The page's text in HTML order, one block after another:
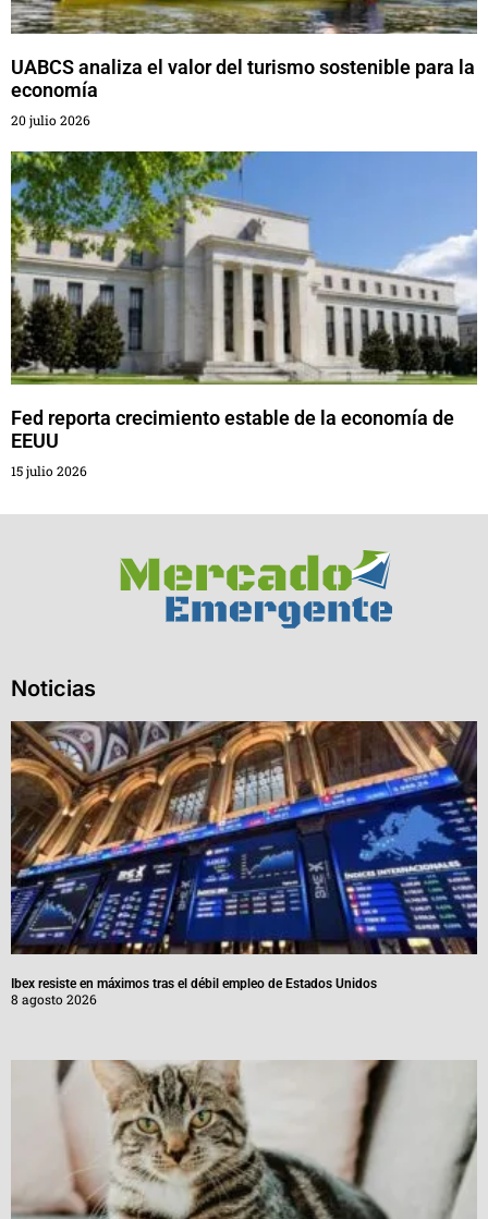
UABCS analiza el valor del turismo sostenible para la
economía
20 julio 2026
Fed reporta crecimiento estable de la economía de
EEUU
15 julio 2026
Noticias
Ibex resiste en máximos tras el débil empleo de Estados Unidos
8 agosto 2026